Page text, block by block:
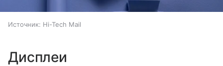
Источник: Hi-Tech Mail
Дисплеи